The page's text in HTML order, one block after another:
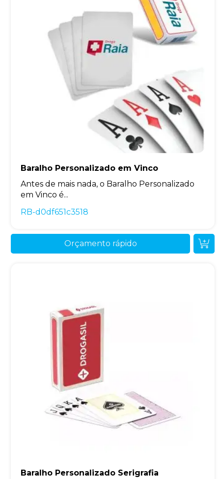
Baralho Personalizado em Vinco
Antes de mais nada, o Baralho Personalizado
em Vinco é...
RB-d0df651c3518
Orçamento rápido
Baralho Personalizado Serigrafia